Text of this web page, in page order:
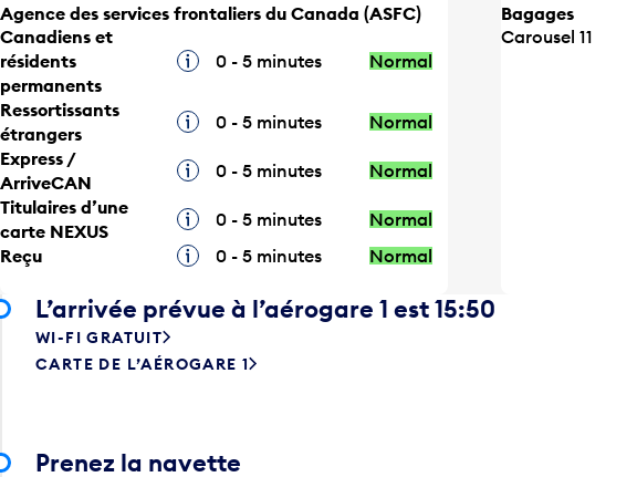
Agence des services frontaliers du Canada (ASFC)
Canadiens et
résidents
permanents
Infobulle0 - 5 minutes Normal
Ressortissants
étrangers
Infobulle0 - 5 minutes
Normal
Express /
ArriveCAN
Infobulle0 - 5 minutes
Normal
Titulaires d’une
carte NEXUS
Infobulle0 - 5 minutes
Normal
Reçu
Infobulle0 - 5 minutes Normal
Bagages
Carousel 11
L’arrivée prévue à l’aérogare 1 est 15:50
WI-FI GRATUIT
CARTE DE L’AÉROGARE 1
Prenez la navette